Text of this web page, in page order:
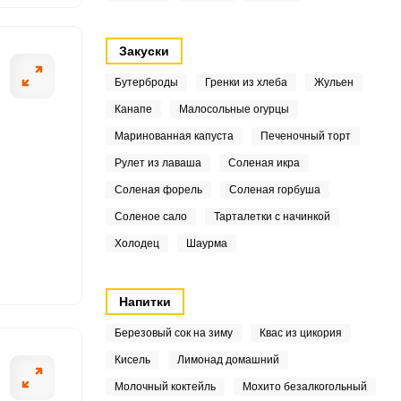
Закуски
Бутерброды Гренки из хлеба Жульен
Канапе Малосольные огурцы
Маринованная капуста Печеночный торт
Рулет из лаваша Соленая икра
Соленая форель Соленая горбуша
Соленое сало Тарталетки с начинкой
Холодец Шаурма
Напитки
Березовый сок на зиму Квас из цикория
Кисель Лимонад домашний
Молочный коктейль Мохито безалкогольный
картофель. Также
с солью